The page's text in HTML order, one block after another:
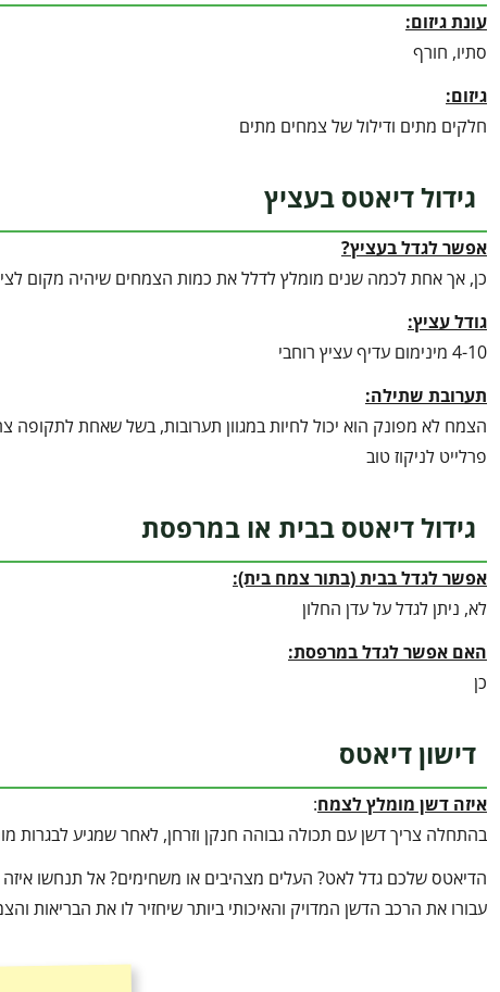
עונת גיזום:
סתיו, חורף
גיזום:
חלקים מתים ודילול של צמחים מתים
גידול דיאטס בעציץ
אפשר לגדל בעציץ?
כן, אך אחת לכמה שנים מומלץ לדלל את כמות הצמחים שיהיה מקום
גודל עציץ:
4-10 מינימום עדיף עציץ רוחבי
תערובת שתילה:
הצמח לא מפונק הוא יכול לחיות במגוון תערובות, בשל שאחת לתקופה
פרלייט לניקוז טוב
גידול דיאטס בבית או במרפסת
אפשר לגדל בבית (בתור צמח בית):
לא, ניתן לגדל על עדן החלון
האם אפשר לגדל במרפסת:
כן
דישון דיאטס
איזה דשן מומלץ לצמח:
בהתחלה צריך דשן עם תכולה גבוהה חנקן וזרחן, לאחר שמגיע לבגרות
הדיאטס שלכם גדל לאט? העלים מצהיבים או משחימים? אל תנחשו
עבורו את הרכב הדשן המדויק והאיכותי ביותר שיחזיר לו את הבריאות